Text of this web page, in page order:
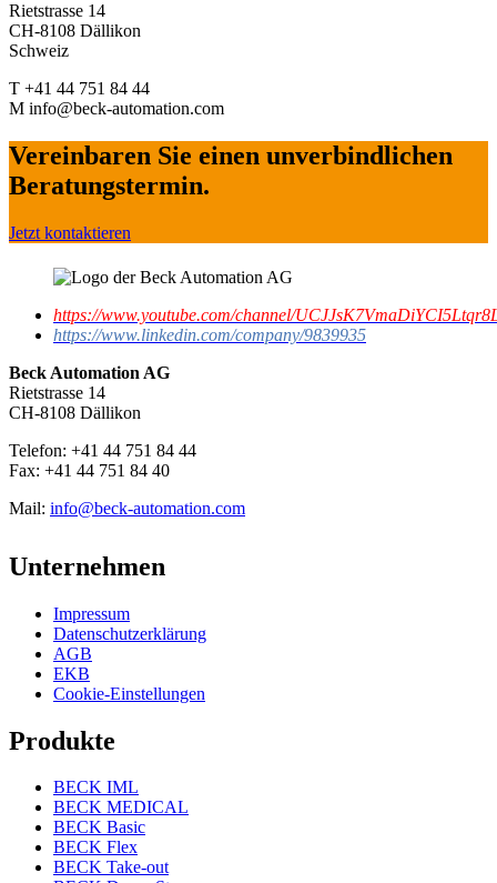
Rietstrasse 14
CH-8108 Dällikon
Schweiz
T +41 44 751 84 44
M info@beck-automation.com
Vereinbaren Sie einen unverbindlichen
Beratungstermin.
Jetzt kontaktieren
https://www.youtube.com/channel/
https://www.linkedin.com/company/9839935
Beck Automation AG
Rietstrasse 14
CH-8108 Dällikon
Telefon: +41 44 751 84 44
Fax: +41 44 751 84 40
Mail: info@beck-automation.com
Unternehmen
Impressum
Datenschutzerklärung
AGB
EKB
Cookie-Einstellungen
Produkte
BECK IML
BECK MEDICAL
BECK Basic
BECK Flex
BECK Take-out